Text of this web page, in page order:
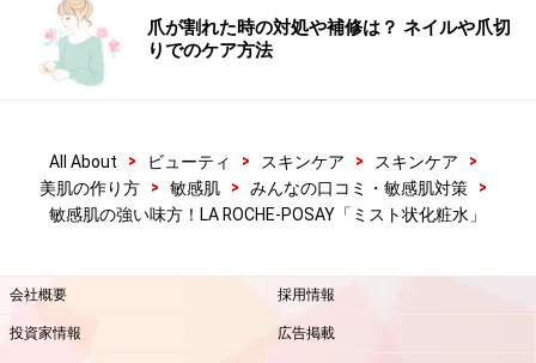
爪が割れた時の対処や補修は？ ネイルや爪切
りでのケア方法
All About > ビューティ > スキンケア > スキンケア
>
美肌の作り方
> 敏感肌 > みんなの口コミ・敏感肌対策
>
敏感肌の強い味方！LA ROCHE-POSAY「ミスト状化粧水」
会社概要 採用情報
投資家情報 広告掲載